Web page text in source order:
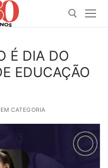
É DIA DO
EDUCAÇÃO
CATEGORIA